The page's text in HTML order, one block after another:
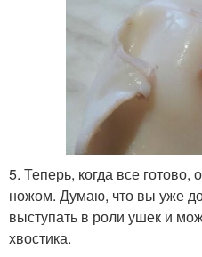
5. Теперь, когда все готово,
ножом. Думаю, что вы уже
выступать в роли ушек и
хвостика.